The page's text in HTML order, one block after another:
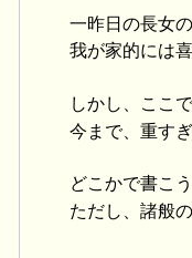
一昨日の長女
我が家的には
しかし、ここ
今まで、重す
どこかで書こ
ただし、諸般